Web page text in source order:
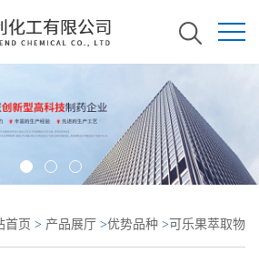
首页 > 产品展厅 >优势品种 > 可乐果萃取物